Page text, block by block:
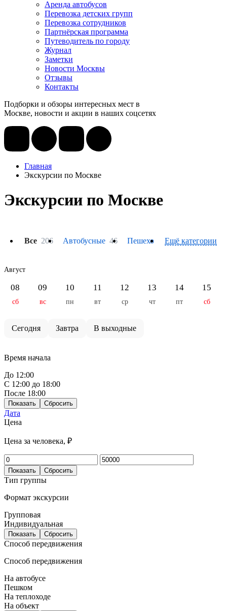
Аренда автобусов
Перевозка детских групп
Перевозка сотрудников
Партнёрская программа
Путеводитель по городу
Журнал
Заметки
Новости Москвы
Отзывы
Контакты
Подборки и обзоры интересных мест в
Москве, новости и акции в наших соцсетях
Главная
Экскурсии по Москве
Экскурсии по Москве
Все 206 Автобусные 46 Пешеходные 61 На
Ещё категории
Август
08
сб
09
вс
10
пн
11
вт
12
ср
13
чт
14
пт
15
сб
Сегодня Завтра В выходные
Время начала
До 12:00
С 12:00 до 18:00
После 18:00
Показать Сбросить
Дата
Цена
Цена за человека, ₽
Показать Сбросить
Тип группы
Формат экскурсии
Групповая
Индивидуальная
Показать Сбросить
Способ передвижения
Способ передвижения
На автобусе
Пешком
На теплоходе
На объект